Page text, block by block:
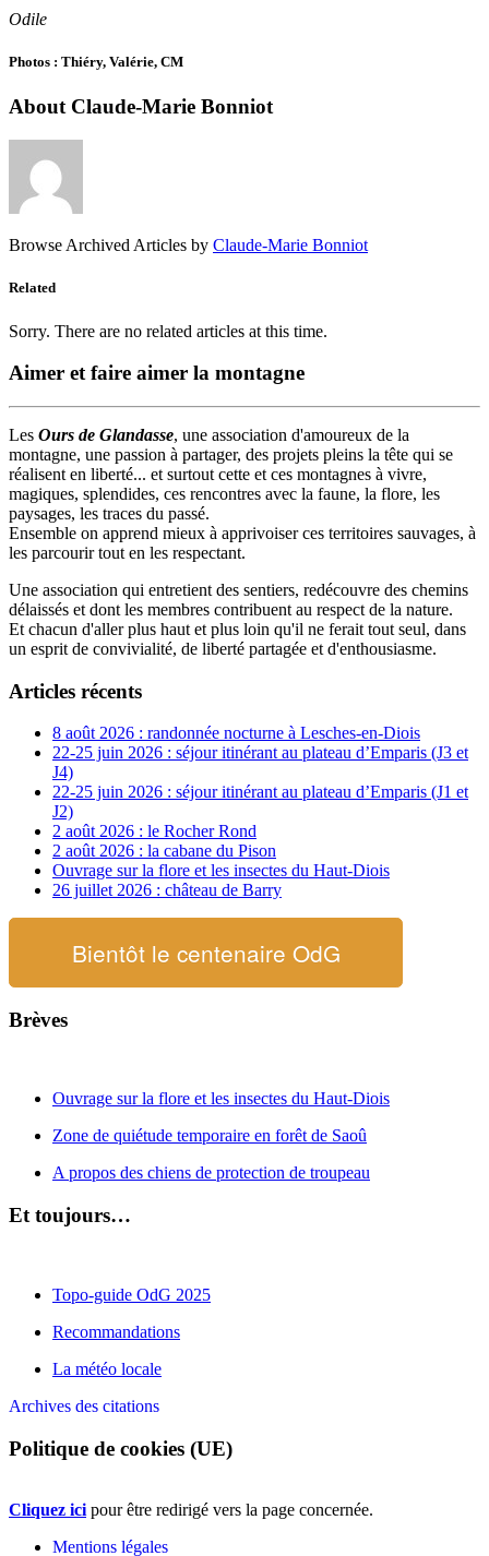
Odile
Photos : Thiéry, Valérie, CM
About Claude-Marie Bonniot
Browse Archived Articles by Claude-Marie Bonniot
Related
Sorry. There are no related articles at this time.
Aimer et faire aimer la montagne
Les Ours de Glandasse, une association d'amoureux de la
montagne, une passion à partager, des projets pleins la tête qui se
réalisent en liberté... et surtout cette et ces montagnes à vivre,
magiques, splendides, ces rencontres avec la faune, la flore, les
paysages, les traces du passé.
Ensemble on apprend mieux à apprivoiser ces territoires sauvages, à
les parcourir tout en les respectant.
Une association qui entretient des sentiers, redécouvre des chemins
délaissés et dont les membres contribuent au respect de la nature.
Et chacun d'aller plus haut et plus loin qu'il ne ferait tout seul, dans
un esprit de convivialité, de liberté partagée et d'enthousiasme.
Articles récents
8 août 2026 : randonnée nocturne à Lesches-en-Diois
22-25 juin 2026 : séjour itinérant au plateau d’Emparis (J3 et
J4)
22-25 juin 2026 : séjour itinérant au plateau d’Emparis (J1 et
J2)
2 août 2026 : le Rocher Rond
2 août 2026 : la cabane du Pison
Ouvrage sur la flore et les insectes du Haut-Diois
26 juillet 2026 : château de Barry
Bientôt le centenaire OdG
Brèves
Ouvrage sur la flore et les insectes du Haut-Diois
Zone de quiétude temporaire en forêt de Saoû
A propos des chiens de protection de troupeau
Et toujours…
Topo-guide OdG 2025
Recommandations
La météo locale
Archives des citations
Politique de cookies (UE)
Cliquez ici pour être redirigé vers la page concernée.
Mentions légales